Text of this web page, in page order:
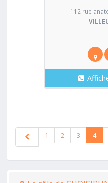
112 rue
1 2 3 4